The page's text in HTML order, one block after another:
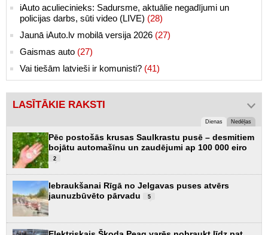
iAuto aculiecinieks: Sadursme, aktuālie negadījumi un
policijas darbs, sūti video (LIVE) (28)
Jaunā iAuto.lv mobilā versija 2026 (27)
Gaismas auto (27)
Vai tiešām latvieši ir komunisti? (41)
LASĪTĀKIE RAKSTI
Dienas Nedēļas
Pēc postošās krusas Saulkrastu pusē – desmitiem
bojātu automašīnu un zaudējumi ap 100 000 eiro
2
Iebraukšanai Rīgā no Jelgavas puses atvērs
jaunuzbūvēto pārvadu
5